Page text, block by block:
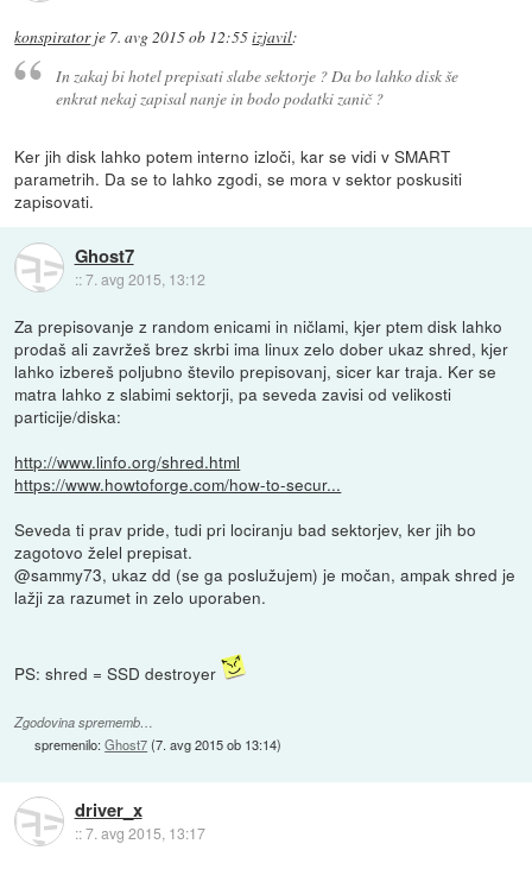
konspiratorje 7. avg 2015 ob 12:55izjavil:
In zakaj bi hotel prepisati slabe sektorje ? Da bo lahko disk še
enkrat nekaj zapisal nanje in bodo podatki zanič ?
Ker jih disk lahko potem interno izloči, kar se vidi v SMART
parametrih. Da se to lahko zgodi, se mora v sektor poskusiti
zapisovati.
Ghost7
::7. avg 2015, 13:12
Za prepisovanje z random enicami in ničlami, kjer ptem disk lahko
prodaš ali zavržeš brez skrbi ima linux zelo dober ukaz shred, kjer
lahko izbereš poljubno število prepisovanj, sicer kar traja. Ker se
matra lahko z slabimi sektorji, pa seveda zavisi od velikosti
particije/diska:
http://www.linfo.org/shred.html
https://www.howtoforge.com/how-to-secur...
Seveda ti prav pride, tudi pri lociranju bad sektorjev, ker jih bo
zagotovo želel prepisat.
@sammy73, ukaz dd (se ga poslužujem) je močan, ampak shred je
lažji za razumet in zelo uporaben.
PS: shred = SSD destroyer
Zgodovina sprememb…
spremenilo:Ghost7(7. avg 2015 ob 13:14)
driver_x
::7. avg 2015, 13:17